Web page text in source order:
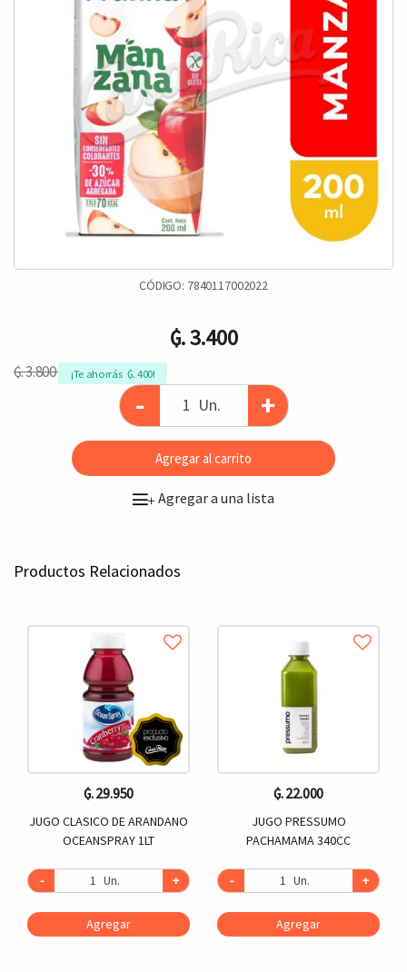
CÓDIGO: 7840117002022
₲. 3.400
₲. 3.800 ¡Te ahorrás  ₲. 400!
- Un. +
Agregar al carrito
+Agregar a una lista
Productos Relacionados
₲. 29.950
JUGO CLASICO DE ARANDANO
OCEANSPRAY 1LT
- Un. +
Agregar
₲. 22.000
JUGO PRESSUMO
PACHAMAMA 340CC
- Un. +
Agregar